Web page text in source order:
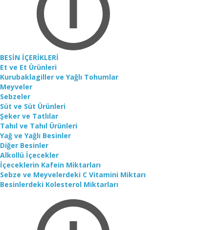
BESİN İÇERİKLERİ
Et ve Et Ürünleri
Kurubaklagiller ve Yağlı Tohumlar
Meyveler
Sebzeler
Süt ve Süt Ürünleri
Şeker ve Tatlılar
Tahıl ve Tahıl Ürünleri
Yağ ve Yağlı Besinler
Diğer Besinler
Alkollü İçecekler
İçeceklerin Kafein Miktarları
Sebze ve Meyvelerdeki C Vitamini Miktarı
Besinlerdeki Kolesterol Miktarları